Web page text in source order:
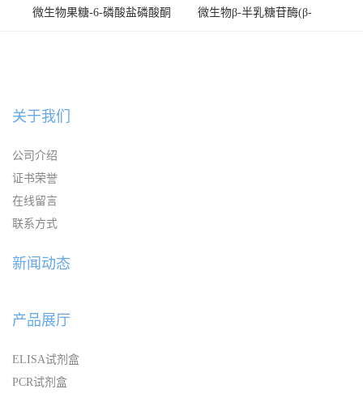
微生物果糖-6-磷酸盐磷酸酮
微生物β-半乳糖苷酶(β-
关于我们
公司介绍
证书荣誉
在线留言
联系方式
新闻动态
产品展厅
ELISA试剂盒
PCR试剂盒